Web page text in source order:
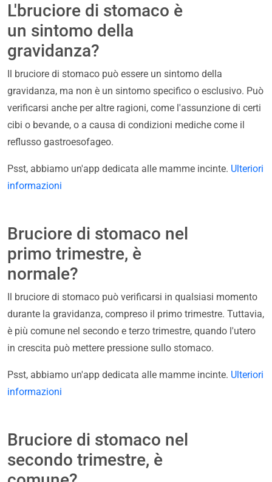
L'bruciore di stomaco è
un sintomo della
gravidanza?
Il bruciore di stomaco può essere un sintomo della
gravidanza, ma non è un sintomo specifico o esclusivo. Può
verificarsi anche per altre ragioni, come l'assunzione di certi
cibi o bevande, o a causa di condizioni mediche come il
reflusso gastroesofageo.
Psst, abbiamo un'app dedicata alle mamme incinte. Ulteriori
informazioni
Bruciore di stomaco nel
primo trimestre, è
normale?
Il bruciore di stomaco può verificarsi in qualsiasi momento
durante la gravidanza, compreso il primo trimestre. Tuttavia,
è più comune nel secondo e terzo trimestre, quando l'utero
in crescita può mettere pressione sullo stomaco.
Psst, abbiamo un'app dedicata alle mamme incinte. Ulteriori
informazioni
Bruciore di stomaco nel
secondo trimestre, è